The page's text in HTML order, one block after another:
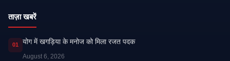
ताज़ा खबरें
01 ​योग में खगड़िया के मनोज को मिला रजत पदक
August 6, 2026